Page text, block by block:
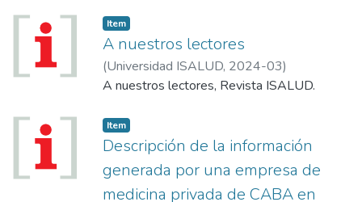
bibliográficas.
Item
A nuestros lectores
(Universidad ISALUD, 2024-03)
A nuestros lectores, Revista ISALUD.
Item
Descripción de la información
generada por una empresa de
medicina privada de CABA en